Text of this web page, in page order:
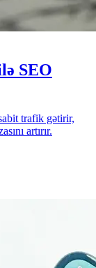
SEO
trafik gətirir,
artırır.